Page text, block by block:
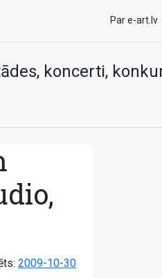
Par e-art.lv
koncerti,
2009-10-30